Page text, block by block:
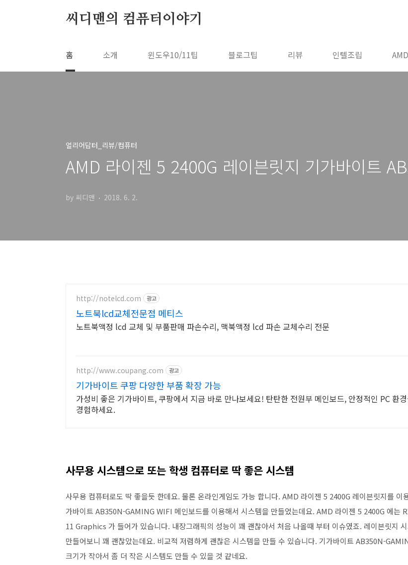
씨디맨의 컴퓨터이야기
홈 소개 윈도우10/11팁 블로그팁 리뷰 인텔조립
얼리어답터_리뷰/컴퓨터
AMD 라이젠 5 2400G 레이븐릿지 기가바이트
by 씨디맨 2018. 6. 2.
http://notelcd.com 광고
노트북lcd교체전문점 메티스
노트북액정 lcd 교체 및 부품판매 파손수리, 맥북액정 lcd 파손 교체수리 전문
http://www.coupang.com 광고
기가바이트 쿠팡 다양한 부품 확장 가능
가성비 좋은 기가바이트, 쿠팡에서 지금 바로 만나보세요! 탄탄한 전원부 메인보드, 안정적인 PC 환
경험하세요.
사무용 시스템으로 또는 학생 컴퓨터로 딱 좋은 시스템
사무용 컴퓨터로도 딱 좋을듯 한데요. 물론 온라인게임도 가능 합니다. AMD 라이젠 5 2400G 레이븐릿지를 이
가바이트 AB350N-GAMING WIFI 메인보드를 이용해서 시스템을 만들었는데요. AMD 라이젠 5 2400G 에는
11 Graphics 가 들어가 있습니다. 내장그래픽의 성능이 꽤 괜찮아서 처음 나올때 부터 이슈였죠. 레이븐릿지
만들어보니 꽤 괜찮았는데요. 비교적 저렴하게 괜찮은 시스템을 만들 수 있습니다. 기가바이트 AB350N-
크기가 작아서 좀 더 작은 시스템도 만들 수 있을 것 같네요.